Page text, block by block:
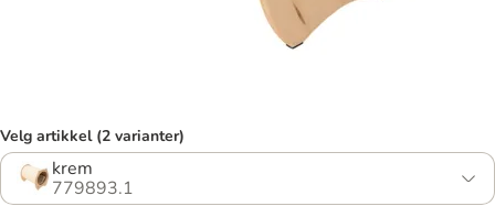
Velg artikkel (2 varianter)
krem
779893.1